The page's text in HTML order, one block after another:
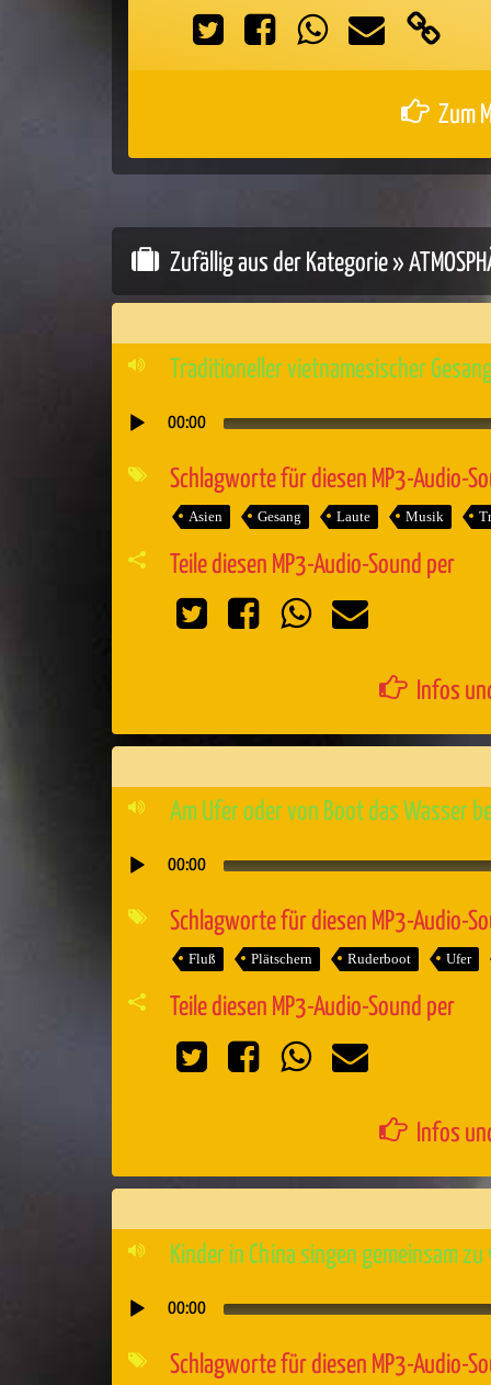
Zum
Zufällig aus der Kategorie »
Traditioneller vietnamesischer
Audio-
Player
00:00
Schlagworte für diesen MP3-Audio-
Asien Gesang Laute Musik
Teile diesen MP3-Audio-Sound per
Infos
Am Ufer oder von Boot das Wasser
Audio-
Player
00:00
Schlagworte für diesen MP3-Audio-
Fluß Plätschern Ruderboot Ufer
Teile diesen MP3-Audio-Sound per
Infos
Kinder in China singen gemeinsam
Audio-
Player
00:00
Schlagworte für diesen MP3-Audio-